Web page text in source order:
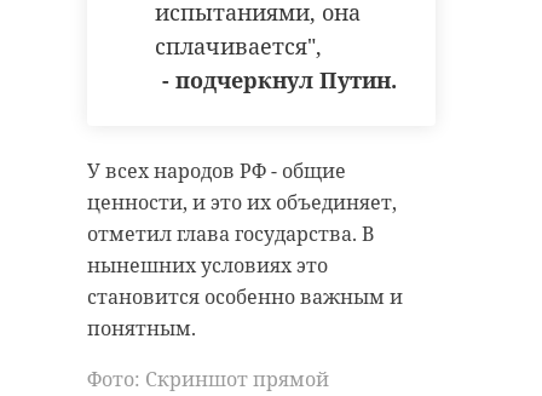
испытаниями, она
сплачивается",
- подчеркнул Путин.
У всех народов РФ - общие
ценности, и это их объединяет,
отметил глава государства. В
нынешних условиях это
становится особенно важным и
понятным.
Фото: Скриншот прямой